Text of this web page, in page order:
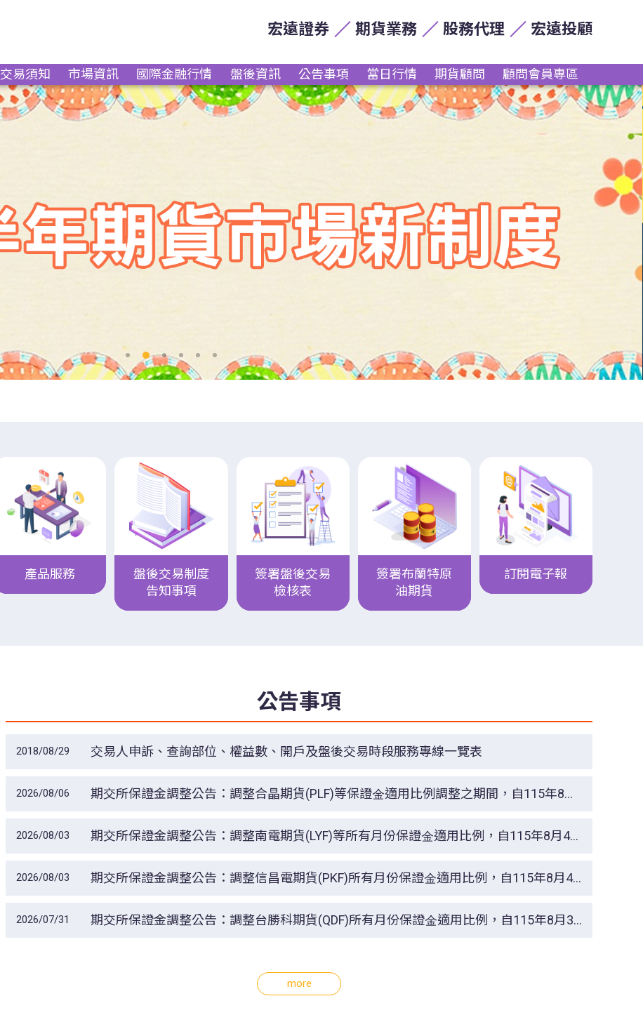
宏遠證券 期貨業務 股務代理 宏遠投顧
交易須知 市場資訊 國際金融行情 盤後資訊 公告事項 當日行情 期貨顧問 顧問會員專區
產品服務
盤後交易制度
告知事項
簽署盤後交易
檢核表
簽署布蘭特原
油期貨
訂閱電子報
公告事項
2018/08/29 交易人申訴、查詢部位、權益數、開戶及盤後交易時段服務專線一覽表
2026/08/06
期交所保證金調整公告：調整合晶期貨(PLF)等保證金適用比例調整之期間，自115年8月
2026/08/03
期交所保證金調整公告：調整南電期貨(LYF)等所有月份保證金適用比例，自115年8月4
2026/08/03
期交所保證金調整公告：調整信昌電期貨(PKF)所有月份保證金適用比例，自115年8月4
2026/07/31
期交所保證金調整公告：調整台勝科期貨(QDF)所有月份保證金適用比例，自115年8月3
more